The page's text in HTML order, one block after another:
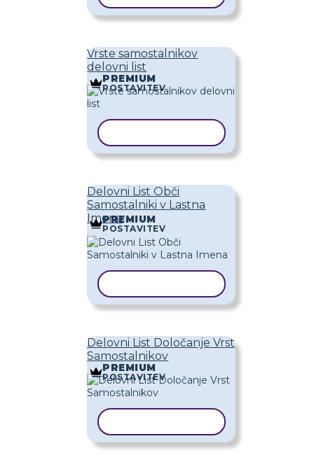
Vrste samostalnikov
delovni list
PREMIUM
POSTAVITEV
Delovni List Obči
Samostalniki v Lastna
Imena
PREMIUM
POSTAVITEV
Delovni List Določanje Vrst
Samostalnikov
PREMIUM
POSTAVITEV